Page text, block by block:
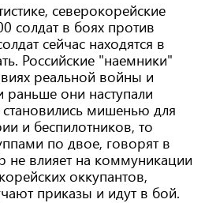
северокорейские
солдат в боях против
сейчас находятся в
Российские "наемники"
реальной войны и
раньше они наступали
мишенью для
и беспилотников, то
по двое, говорят в
не влияет на коммуникации
оккупантов,
приказы и идут в бой.